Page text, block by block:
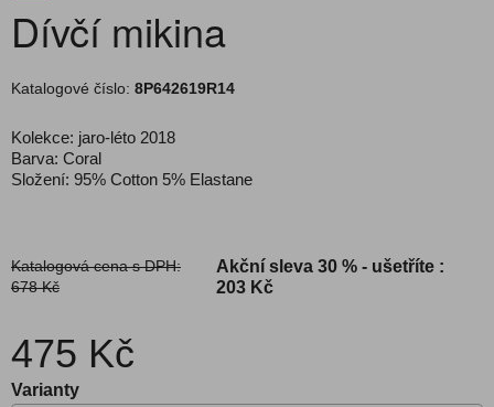
Dívčí mikina
Katalogové číslo: 8P642619R14
Kolekce: jaro-léto 2018
Barva: Coral
Složení: 95% Cotton 5% Elastane
Katalogová cena s DPH:
678 Kč
Akční sleva 30 % - ušetříte :
203 Kč
475 Kč
Varianty